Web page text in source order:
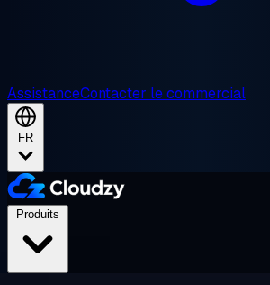
AssistanceContacter le commercial
FR